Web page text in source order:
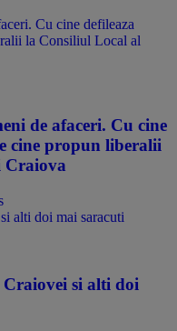
Cu cine defileaza
la Consiliul Local al
de afaceri. Cu cine
cine propun liberalii
Craiova
alti doi mai saracuti
si alti doi